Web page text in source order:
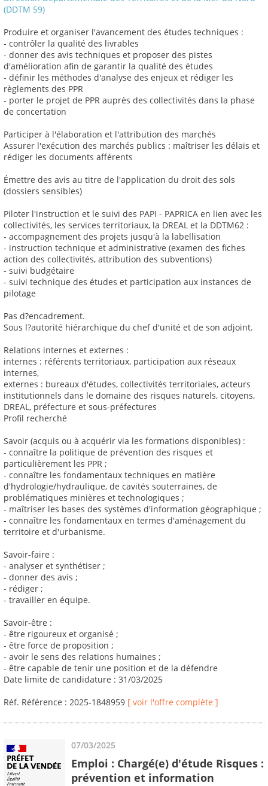
(DDTM 59)
Produire et organiser l'avancement des études techniques :
- contrôler la qualité des livrables
- donner des avis techniques et proposer des pistes
d'amélioration afin de garantir la qualité des études
- définir les méthodes d'analyse des enjeux et rédiger les
règlements des PPR
- porter le projet de PPR auprès des collectivités dans la phase
de concertation
Participer à l'élaboration et l'attribution des marchés
Assurer l'exécution des marchés publics : maîtriser les délais et
rédiger les documents afférents
Émettre des avis au titre de l'application du droit des sols
(dossiers sensibles)
Piloter l'instruction et le suivi des PAPI - PAPRICA en lien avec les
collectivités, les services territoriaux, la DREAL et la DDTM62 :
- accompagnement des projets jusqu'à la labellisation
- instruction technique et administrative (examen des fiches
action des collectivités, attribution des subventions)
- suivi budgétaire
- suivi technique des études et participation aux instances de
pilotage
Pas d?encadrement.
Sous l?autorité hiérarchique du chef d'unité et de son adjoint.
Relations internes et externes :
internes : référents territoriaux, participation aux réseaux
internes,
externes : bureaux d'études, collectivités territoriales, acteurs
institutionnels dans le domaine des risques naturels, citoyens,
DREAL, préfecture et sous-préfectures
Profil recherché
Savoir (acquis ou à acquérir via les formations disponibles) :
- connaître la politique de prévention des risques et
particulièrement les PPR ;
- connaître les fondamentaux techniques en matière
d'hydrologie/hydraulique, de cavités souterraines, de
problématiques minières et technologiques ;
- maîtriser les bases des systèmes d'information géographique ;
- connaître les fondamentaux en termes d'aménagement du
territoire et d'urbanisme.
Savoir-faire :
- analyser et synthétiser ;
- donner des avis ;
- rédiger ;
- travailler en équipe.
Savoir-être :
- être rigoureux et organisé ;
- être force de proposition ;
- avoir le sens des relations humaines ;
- être capable de tenir une position et de la défendre
Date limite de candidature : 31/03/2025
Réf. Référence : 2025-1848959 [ voir l'offre complète ]
07/03/2025
Emploi : Chargé(e) d'étude Risques :
prévention et information